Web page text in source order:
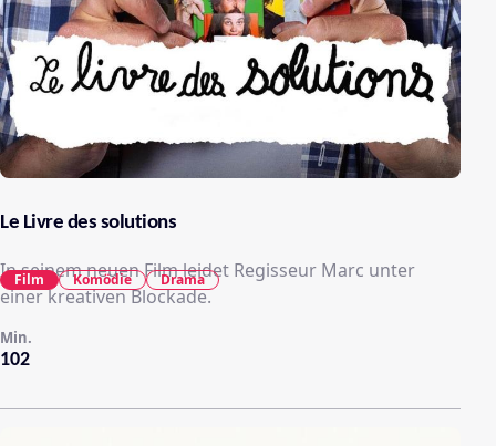
Le Livre des solutions
In seinem neuen Film leidet Regisseur Marc unter
einer kreativen Blockade.
102
Min.
Film Komödie Drama